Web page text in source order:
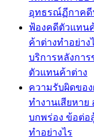
อุทธรณ์ฏีกาคดี
ฟ้องคดีตัวแทน
ค้าต่างทำอย่า
บริการหลังกา
ตัวแทนค้าต่าง
ความรับผิดขอ
ทำงานเสียหาย
บกพร่อง ข้อต่อ
ทำอย่างไร